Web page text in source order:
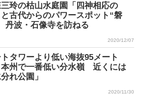
玲の枯山水庭園「四神相応の
古代からのパワースポット“磐
波・石像寺を訪ねる
2020/12/07
タワーより低い海抜95メート
州で一番低い分水嶺 近くには
分れ公園」
2020/11/30